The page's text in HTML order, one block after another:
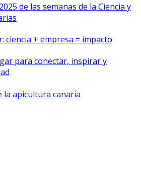
de las semanas de la Ciencia y
ciencia + empresa = impacto
para conectar, inspirar y
la apicultura canaria